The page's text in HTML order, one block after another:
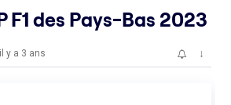
F1 des Pays-Bas 2023